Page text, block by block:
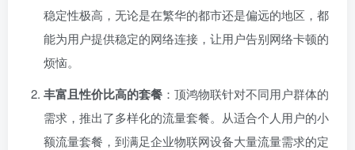
稳定性极高，无论是在繁华的都市还是偏远的地区，都
能为用户提供稳定的网络连接，让用户告别网络卡顿的
烦恼。
丰富且性价比高的套餐 ：顶鸿物联针对不同用户群体的
需求，推出了多样化的流量套餐。从适合个人用户的小
额流量套餐，到满足企业物联网设备大量流量需求的定